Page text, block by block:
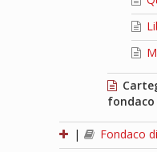
fondaco
|
Fondaco